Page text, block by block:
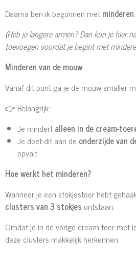
Daarna ben ik begonnen metminderen.
(Heb je langere armen? Dan kun je hier
toevoegen voordat je begint met
Minderen van de mouw
Vanaf dit punt ga je de mouw smaller
👉 Belangrijk:
Je mindertalleen in de cream-
Je doet dit aan de onderzijde van
opvalt
Hoe werkt het minderen?
Wanneer je een stokjestoer hebt
clusters van 3 stokjes ontstaan.
Omdat je in de vorige cream-toer met
deze clusters makkelijk herkennen.